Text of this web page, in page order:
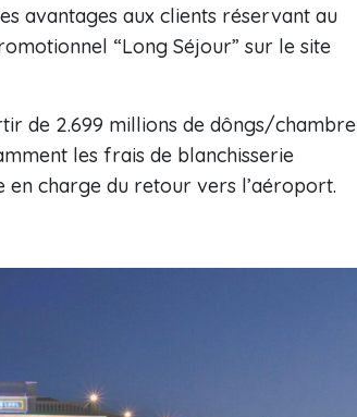
avantages aux clients réservant au
“Long Séjour” sur le site
de 2.699 millions de dôngs/chambre
les frais de blanchisserie
charge du retour vers l’aéroport.